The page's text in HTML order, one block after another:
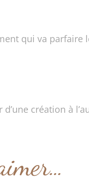
qui va
création à